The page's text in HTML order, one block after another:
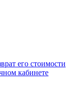
его стоимости
кабинете